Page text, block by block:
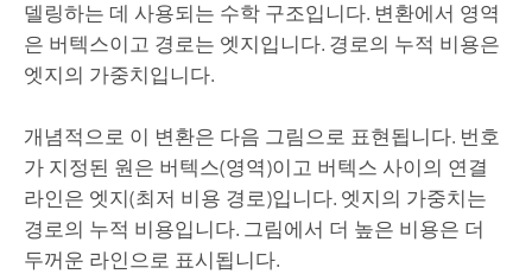
델링하는 데 사용되는 수학 구조입니다. 변환에서 영역
은 버텍스이고 경로는 엣지입니다. 경로의 누적 비용은
엣지의 가중치입니다.
개념적으로 이 변환은 다음 그림으로 표현됩니다. 번호
가 지정된 원은 버텍스(영역)이고 버텍스 사이의 연결
라인은 엣지(최저 비용 경로)입니다. 엣지의 가중치는
경로의 누적 비용입니다. 그림에서 더 높은 비용은 더
두꺼운 라인으로 표시됩니다.